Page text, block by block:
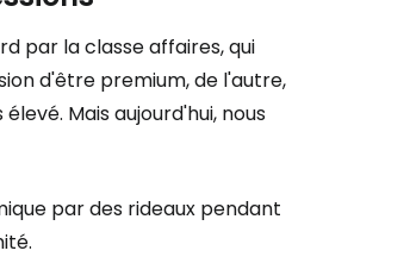
par la classe affaires, qui
d'être premium, de l'autre,
Mais aujourd'hui, nous
par des rideaux pendant